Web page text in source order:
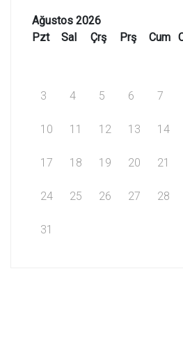
Ağustos 2026
Pzt
Sal Çrş Prş Cum
3 4 5 6 7
10 11 12 13 14
17 18 19 20 21
24 25 26 27 28
31